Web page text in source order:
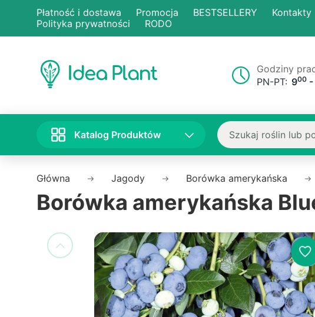
Płatność i dostawa Promocja BESTSELLERY Kontakty
Polityka prywatności
RODO
Godziny
PN-PT: 900 -
Katalog Produktów
Główna Jagody Borówka amerykańska
Borówka amerykańska